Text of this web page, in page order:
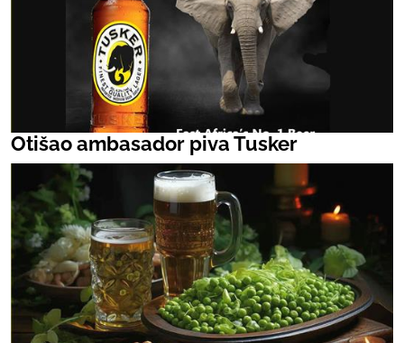
Otišao ambasador piva Tusker